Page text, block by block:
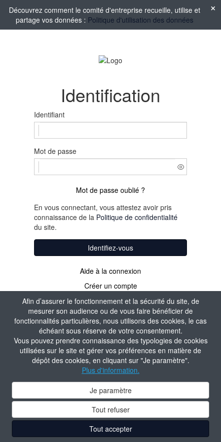
Afin d’assurer le fonctionnement et la sécurité du site, de
mesurer son audience ou de vous faire bénéficier de
fonctionnalités particulières, nous utilisons des cookies, le cas
échéant sous réserve de votre consentement.
Vous pouvez prendre connaissance des typologies de cookies
utilisées sur le site et gérer vos préférences en matière de
dépôt des cookies, en cliquant sur "Je paramètre".
Plus d'information.
Je paramètre
Tout refuser
Tout accepter
Découvrez comment le comité d'entreprise recueille, utilise et
partage vos données : Politique d'utilisation des données
Identification
Identifiant
Mot de passe
Mot de passe oublié ?
En vous connectant, vous attestez avoir pris
connaissance de la Politique de confidentialité
du site.
Identifiez-vous
Aide à la connexion
Créer un compte